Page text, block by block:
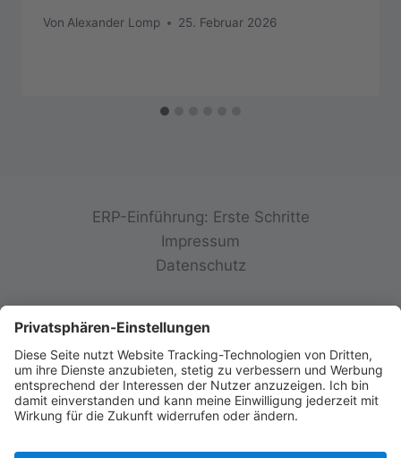
Von Alexander Lomp 25. Februar 2026
ERP-Einführung: Erste Schritte
Impressum
Datenschutz
© 2026 init-consulting AG • Ruppertswies 14 •
85092 Kösching • Deutschland